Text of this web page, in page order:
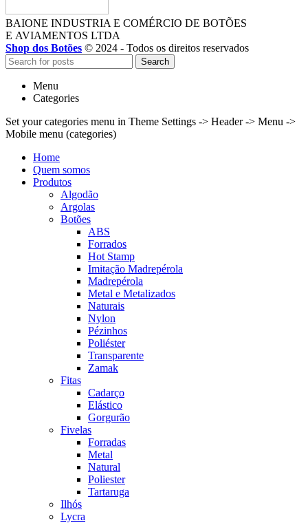
BAIONE INDUSTRIA E COMÉRCIO DE BOTÕES
E AVIAMENTOS LTDA
Shop dos Botões © 2024 - Todos os direitos reservados
Search
Menu
Categories
Set your categories menu in Theme Settings -> Header -> Menu ->
Mobile menu (categories)
Home
Quem somos
Produtos
Algodão
Argolas
Botões
ABS
Forrados
Hot Stamp
Imitação Madrepérola
Madrepérola
Metal e Metalizados
Naturais
Nylon
Pézinhos
Poliéster
Transparente
Zamak
Fitas
Cadarço
Elástico
Gorgurão
Fivelas
Forradas
Metal
Natural
Poliester
Tartaruga
Ilhós
Lycra